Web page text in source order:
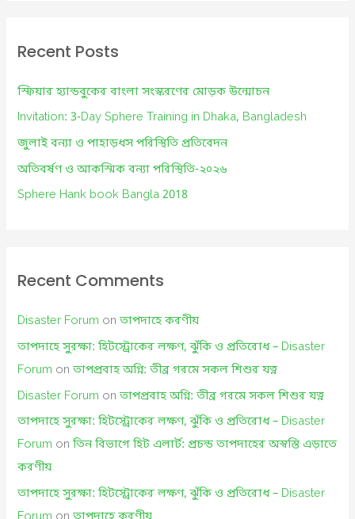
c
f
o
r
Recent Posts
স্ফিয়ার হ্যান্ডবুকের বাংলা সংস্করণের মোড়ক উন্মোচন
Invitation: 3-Day Sphere Training in Dhaka, Bangladesh
জুলাই বন্যা ও পাহাড়ধস পরিস্থিতি প্রতিবেদন
অতিবর্ষণ ও আকস্মিক বন্যা পরিস্থিতি-২০২৬
Sphere Hank book Bangla 2018
Recent Comments
Disaster Forum onতাপদাহে করণীয়
তাপদাহে সুরক্ষা: হিটস্ট্রোকের লক্ষণ, ঝুঁকি ও প্রতিরোধ – Disaster
Forum onতাপপ্রবাহ অগ্নি: তীব্র গরমে সকল শিশুর যত্ন
Disaster Forum onতাপপ্রবাহ অগ্নি: তীব্র গরমে সকল শিশুর যত্ন
তাপদাহে সুরক্ষা: হিটস্ট্রোকের লক্ষণ, ঝুঁকি ও প্রতিরোধ – Disaster
Forum onতিন বিভাগে হিট এলার্ট: প্রচন্ড তাপদাহের অস্বস্তি এড়াতে
করণীয়
তাপদাহে সুরক্ষা: হিটস্ট্রোকের লক্ষণ, ঝুঁকি ও প্রতিরোধ – Disaster